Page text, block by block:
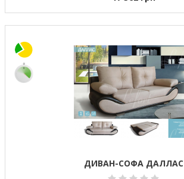
ДИВАН-СОФА ДАЛЛАС